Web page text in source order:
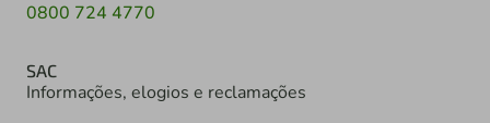
0800 724 4770
SAC
Informações, elogios e reclamações